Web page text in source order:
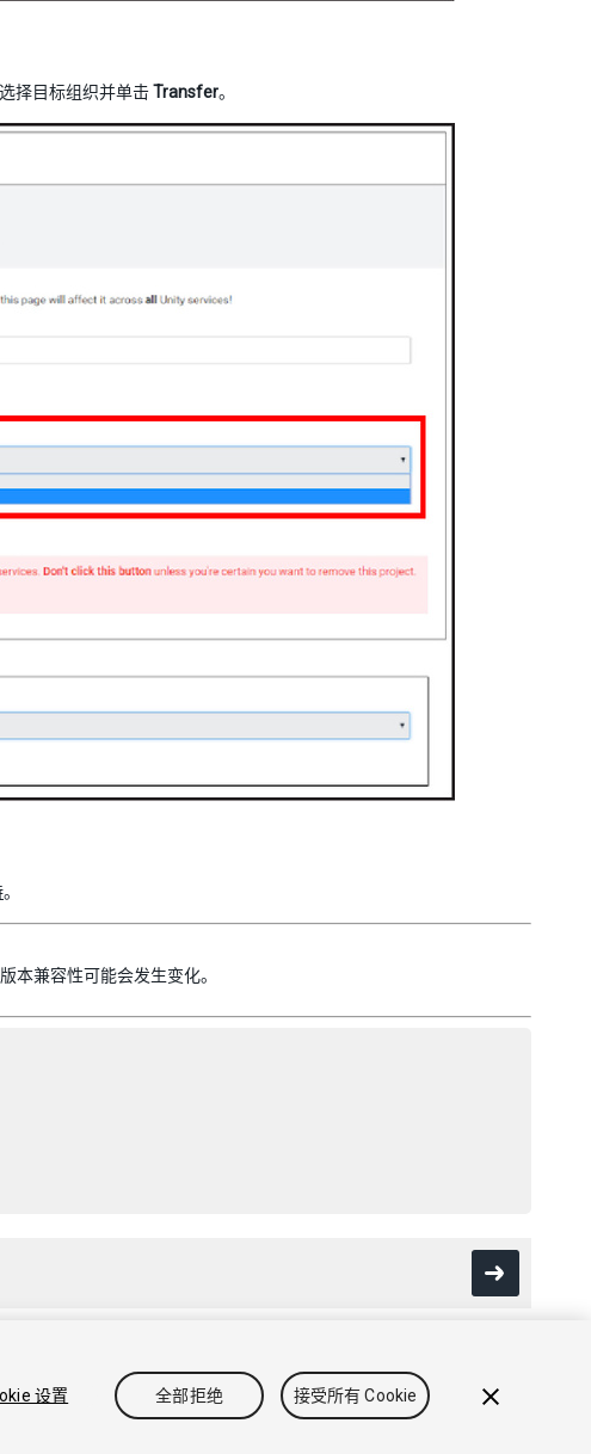
择目标组织并单击Transfer。
。
本兼容性可能会发生变化。
设置 全部拒绝 接受所有 Cookie